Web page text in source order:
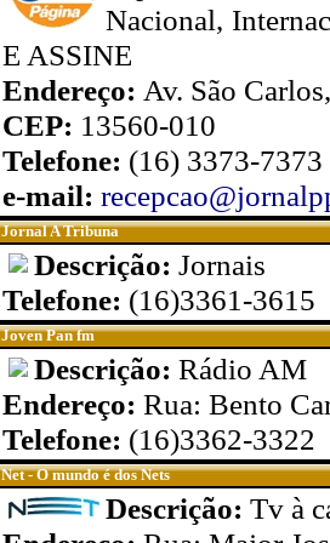
Nacional,
E ASSINE
Endereço: Av. São
CEP: 13560-010
Telefone: (16) 3373-7373
e-mail:
Jornal A Tribuna
Descrição: Jornais
Telefone: (16)3361-3615
Joven Pan fm
Descrição: Rádio AM
Endereço: Rua: Bento
Telefone: (16)3362-3322
Net - O mundo é dos Nets
Descrição: Tv à